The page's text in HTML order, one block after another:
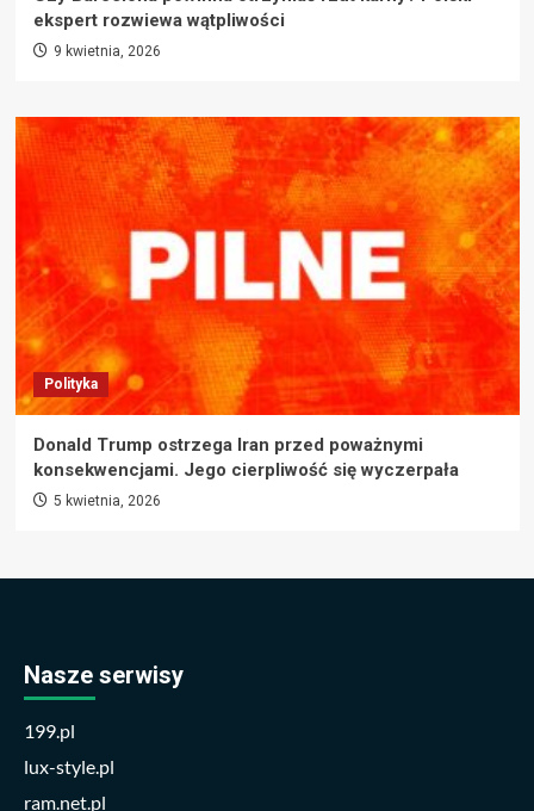
ekspert rozwiewa wątpliwości
9 kwietnia, 2026
Polityka
Donald Trump ostrzega Iran przed poważnymi
konsekwencjami. Jego cierpliwość się wyczerpała
5 kwietnia, 2026
Nasze serwisy
199.pl
lux-style.pl
ram.net.pl